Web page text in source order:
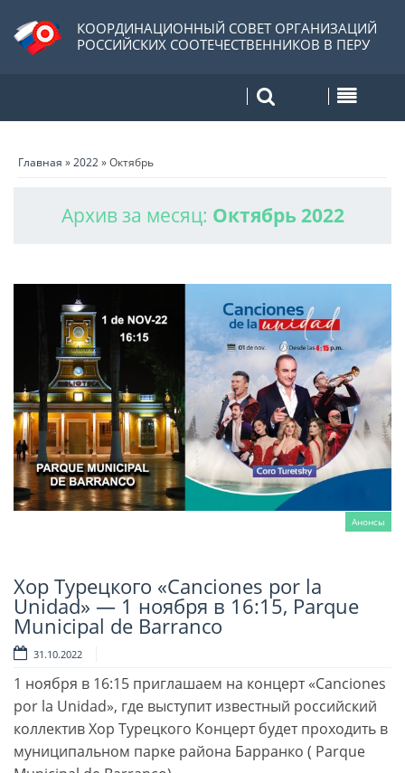
КООРДИНАЦИОННЫЙ СОВЕТ ОРГАНИЗАЦИЙ
РОССИЙСКИХ СООТЕЧЕСТВЕННИКОВ В ПЕРУ
Главная »2022»Октябрь
Архив за месяц: Октябрь 2022
Анонсы
Читать далее
Хор Турецкого «Canciones por la
Unidad» — 1 ноября в 16:15, Parque
Municipal de Barranco
31.10.2022
1 ноября в 16:15 приглашаем на концерт «Canciones
por la Unidad», где выступит известный российский
коллектив Хор Турецкого Концерт будет проходить в
муниципальном парке района Барранко ( Parque